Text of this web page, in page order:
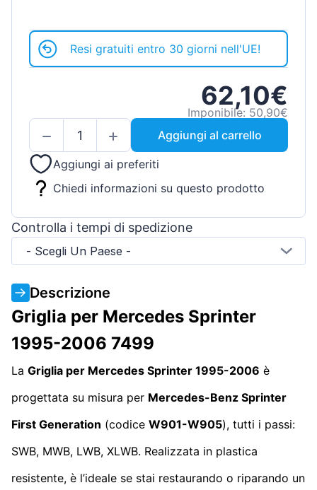
Resi gratuiti entro 30 giorni nell'UE!
62,10€
Imponibile: 50,90€
Aggiungi al carrello
Aggiungi ai preferiti
Chiedi informazioni su questo prodotto
Controlla i tempi di spedizione
- Scegli Un Paese -
Descrizione
Griglia per Mercedes Sprinter
1995-2006 7499
La Griglia per Mercedes Sprinter 1995-2006 è
progettata su misura per Mercedes-Benz Sprinter
First Generation (codice W901-W905), tutti i passi:
SWB, MWB, LWB, XLWB. Realizzata in plastica
resistente, è l’ideale se stai restaurando o riparando un